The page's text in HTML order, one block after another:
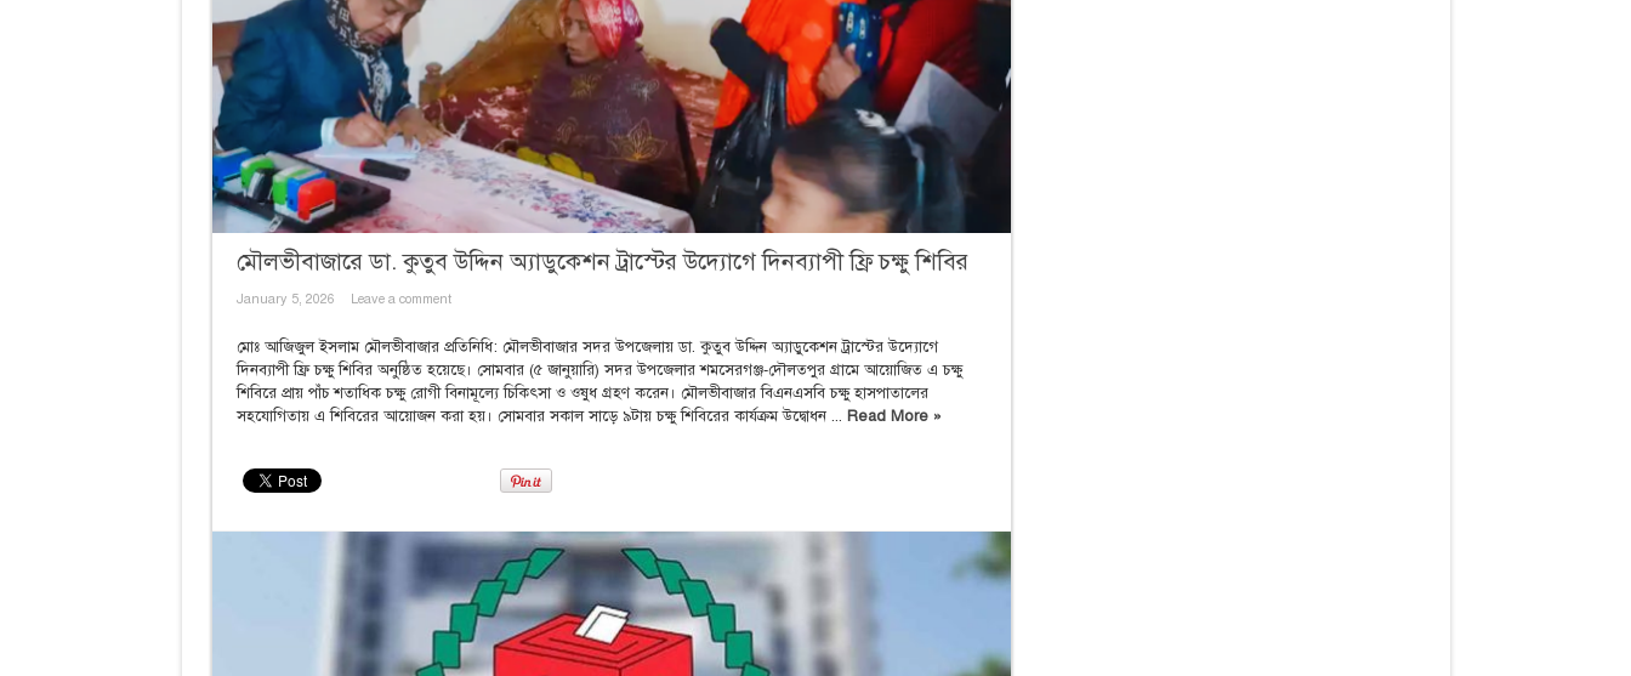
মৌলভীবাজারে ডা. কুতুব উদ্দিন অ্যাডুকেশন ট্রাস্টের উদ্যোগে দিনব্যাপী ফ্রি চক্ষু শিবির
January 5, 2026 Leave a comment
মোঃ আজিজুল ইসলাম মৌলভীবাজার প্রতিনিধি: মৌলভীবাজার সদর উপজেলায় ডা. কুতুব উদ্দিন অ্যাডুকেশন ট্রাস্টের উদ্যোগে
দিনব্যাপী ফ্রি চক্ষু শিবির অনুষ্ঠিত হয়েছে। সোমবার (৫ জানুয়ারি) সদর উপজেলার শমসেরগঞ্জ-দৌলতপুর গ্রামে আয়োজিত এ চক্ষু
শিবিরে প্রায় পাঁচ শতাধিক চক্ষু রোগী বিনামূল্যে চিকিৎসা ও ওষুধ গ্রহণ করেন। মৌলভীবাজার বিএনএসবি চক্ষু হাসপাতালের
সহযোগিতায় এ শিবিরের আয়োজন করা হয়। সোমবার সকাল সাড়ে ৯টায় চক্ষু শিবিরের কার্যক্রম উদ্বোধন ... Read More »